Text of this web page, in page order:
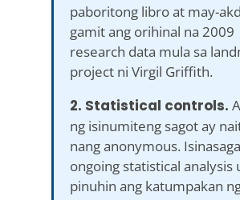
paboritong libro at may-
gamit ang orihinal na 2009
research data mula sa
project ni Virgil Griffith.
2. Statistical controls.
ng isinumiteng sagot ay
nang anonymous.
ongoing statistical analysis
pinuhin ang katumpakan